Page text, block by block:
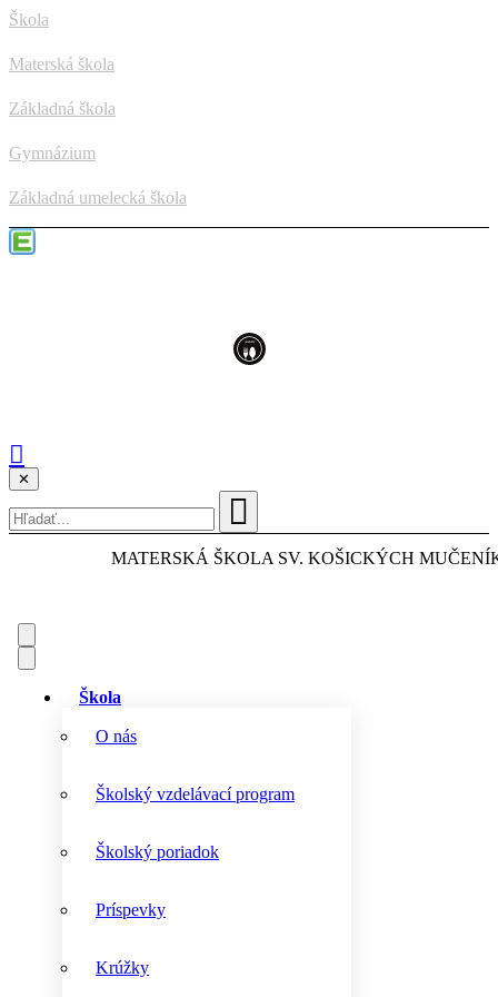
Škola
Materská škola
Základná škola
Gymnázium
Základná umelecká škola
✕
MATERSKÁ ŠKOLA SV. KOŠICKÝCH
Škola
O nás
Školský vzdelávací program
Školský poriadok
Príspevky
Krúžky